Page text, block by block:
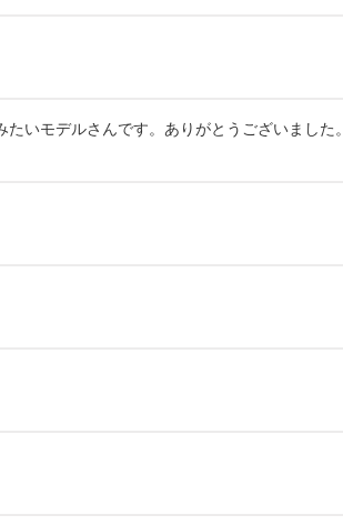
いモデルさんです。ありがとうございました。